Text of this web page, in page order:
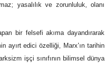
yasalılık ve zorunluluk, olanı
bir felsefi akıma dayandırarak
ayırt edici özelliği, Marx’ın tarihin
işçi sınıfının bilimsel dünya